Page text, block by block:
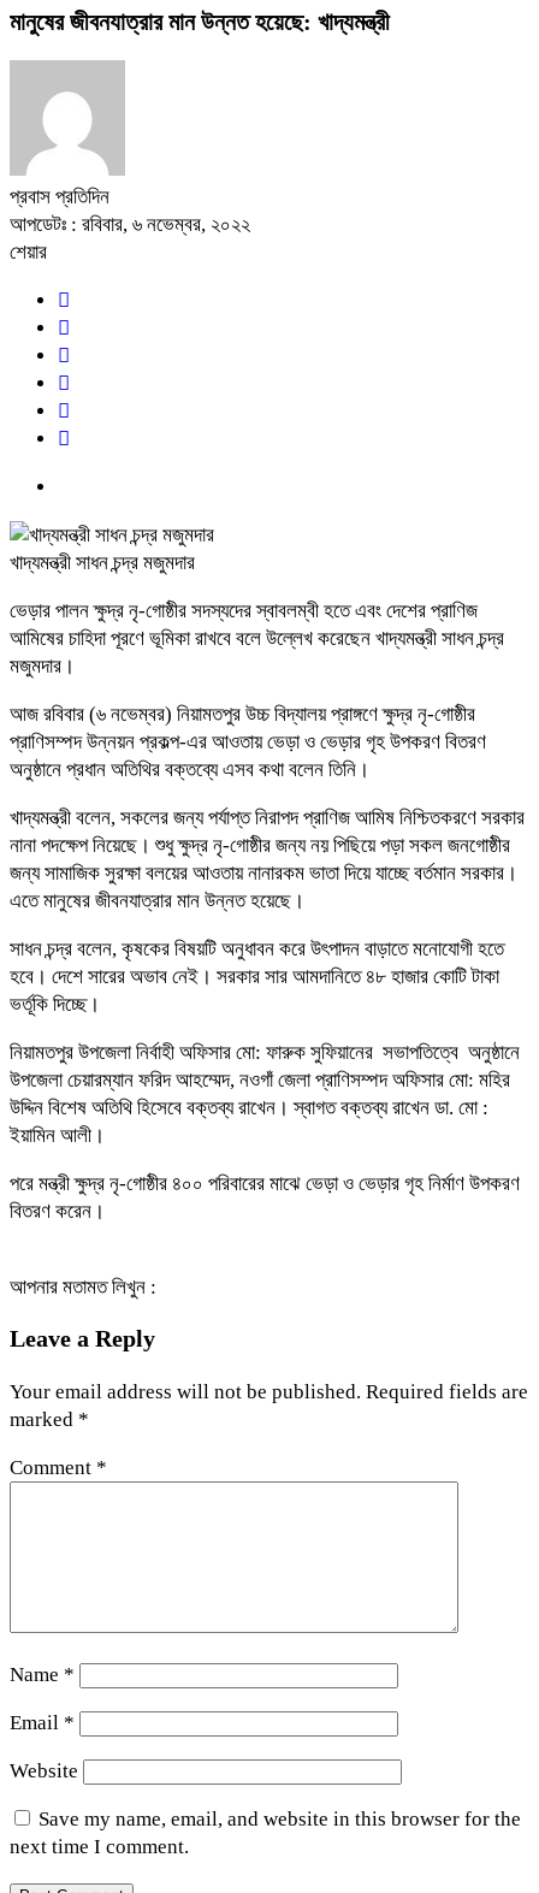
মানুষের জীবনযাত্রার মান উন্নত হয়েছে: খাদ্যমন্ত্রী
প্রবাস প্রতিদিন
আপডেটঃ : রবিবার, ৬ নভেম্বর, ২০২২
শেয়ার
খাদ্যমন্ত্রী সাধন চন্দ্র মজুমদার
ভেড়ার পালন ক্ষুদ্র নৃ-গোষ্ঠীর সদস্যদের স্বাবলম্বী হতে এবং দেশের প্রাণিজ
আমিষের চাহিদা পূরণে ভূমিকা রাখবে বলে উল্লেখ করেছেন খাদ্যমন্ত্রী সাধন চন্দ্র
মজুমদার।
আজ রবিবার (৬ নভেম্বর) নিয়ামতপুর উচ্চ বিদ্যালয় প্রাঙ্গণে ক্ষুদ্র নৃ-গোষ্ঠীর
প্রাণিসম্পদ উন্নয়ন প্রকল্প-এর আওতায় ভেড়া ও ভেড়ার গৃহ উপকরণ বিতরণ
অনুষ্ঠানে প্রধান অতিথির বক্তব্যে এসব কথা বলেন তিনি।
খাদ্যমন্ত্রী বলেন, সকলের জন্য পর্যাপ্ত নিরাপদ প্রাণিজ আমিষ নিশ্চিতকরণে সরকার
নানা পদক্ষেপ নিয়েছে। শুধু ক্ষুদ্র নৃ-গোষ্ঠীর জন্য নয় পিছিয়ে পড়া সকল জনগোষ্ঠীর
জন্য সামাজিক সুরক্ষা বলয়ের আওতায় নানারকম ভাতা দিয়ে যাচ্ছে বর্তমান সরকার।
এতে মানুষের জীবনযাত্রার মান উন্নত হয়েছে।
সাধন চন্দ্র বলেন, কৃষকের বিষয়টি অনুধাবন করে উৎপাদন বাড়াতে মনোযোগী হতে
হবে। দেশে সারের অভাব নেই। সরকার সার আমদানিতে ৪৮ হাজার কোটি টাকা
ভর্তূকি দিচ্ছে।
নিয়ামতপুর উপজেলা নির্বাহী অফিসার মো: ফারুক সুফিয়ানের সভাপতিত্বে অনুষ্ঠানে
উপজেলা চেয়ারম্যান ফরিদ আহম্মেদ, নওগাঁ জেলা প্রাণিসম্পদ অফিসার মো: মহির
উদ্দিন বিশেষ অতিথি হিসেবে বক্তব্য রাখেন। স্বাগত বক্তব্য রাখেন ডা. মো :
ইয়ামিন আলী।
পরে মন্ত্রী ক্ষুদ্র নৃ-গোষ্ঠীর ৪০০ পরিবারের মাঝে ভেড়া ও ভেড়ার গৃহ নির্মাণ উপকরণ
বিতরণ করেন।
আপনার মতামত লিখুন :
Leave a Reply
Your email address will not be published. Required fields are
marked *
Comment *
Name *
Email *
Website
Save my name, email, and website in this browser for the
next time I comment.